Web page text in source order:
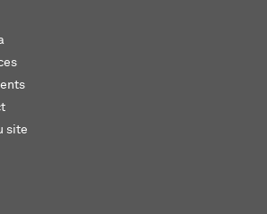
site